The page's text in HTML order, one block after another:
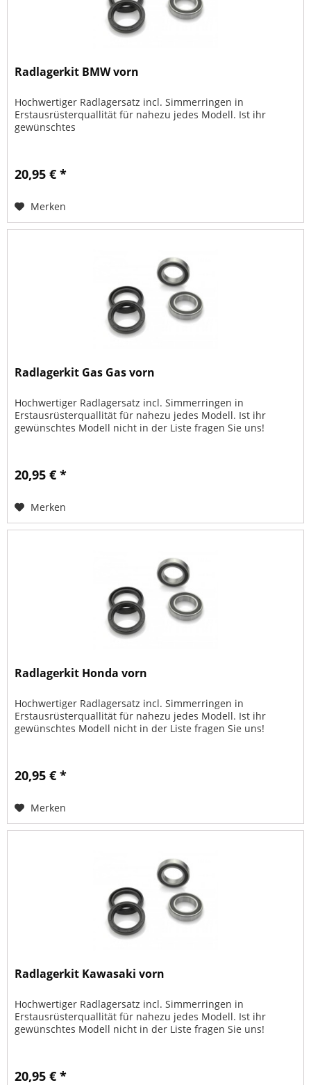
Radlagerkit BMW vorn
Hochwertiger Radlagersatz incl. Simmerringen in
Erstausrüsterquallität für nahezu jedes Modell. Ist ihr
gewünschtes
20,95 € *
Merken
Radlagerkit Gas Gas vorn
Hochwertiger Radlagersatz incl. Simmerringen in
Erstausrüsterquallität für nahezu jedes Modell. Ist ihr
gewünschtes Modell nicht in der Liste fragen Sie uns!
20,95 € *
Merken
Radlagerkit Honda vorn
Hochwertiger Radlagersatz incl. Simmerringen in
Erstausrüsterquallität für nahezu jedes Modell. Ist ihr
gewünschtes Modell nicht in der Liste fragen Sie uns!
20,95 € *
Merken
Radlagerkit Kawasaki vorn
Hochwertiger Radlagersatz incl. Simmerringen in
Erstausrüsterquallität für nahezu jedes Modell. Ist ihr
gewünschtes Modell nicht in der Liste fragen Sie uns!
20,95 € *